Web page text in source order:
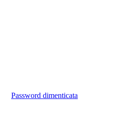
Password dimenticata